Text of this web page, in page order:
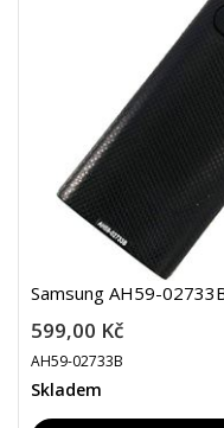
Samsung AH59-
599,00 Kč
AH59-02733B
Skladem